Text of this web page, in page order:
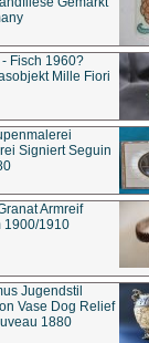
Fisch 1960?
Mille Fiori
Signiert Seguin
Armreif
1900/1910
Jugendstil
Vase Dog Relief
1880